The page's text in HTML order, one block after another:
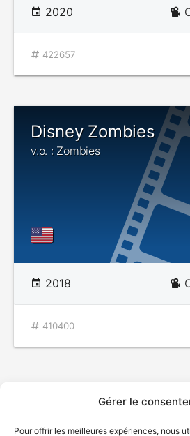
Gérer le
Pour offrir les meilleures expériences, nous
2020
422657
Disney Zombies
v.o. : Zombies
2018
410400